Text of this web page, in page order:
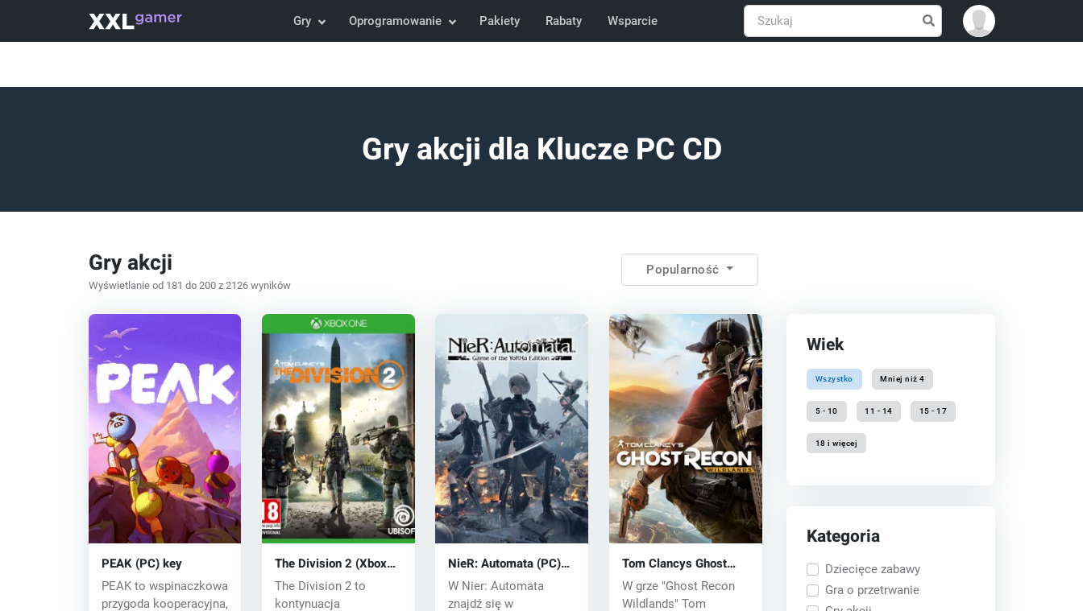
Gry Oprogramowanie Pakiety Rabaty Wsparcie
Gry akcji dla Klucze PC CD
Gry akcji
Wyświetlanie od 181 do 200 z 2126 wyników
Popularność
PEAK (PC) key
PEAK to wspinaczkowa
przygoda kooperacyjna,
The Division 2 (Xbox
One) key
The Division 2 to
kontynuacja
NieR: Automata (PC)
CD key
W Nier: Automata
znajdź się w
Tom Clancys Ghost
Recon Wildlands (PC)
CD key
W grze "Ghost Recon
Wildlands" Tom
Wiek
Wszystko Mniej niż 4
5 - 10 11 - 14 15 - 17
18 i więcej
Kategoria
Dziecięce zabawy
Gra o przetrwanie